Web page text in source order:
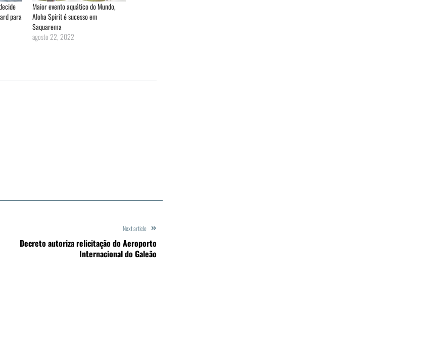
para
Maior evento aquático do Mundo,
Aloha Spirit é sucesso em
Saquarema
agosto 22, 2022
Next article
Decreto autoriza relicitação do Aeroporto
Internacional do Galeão